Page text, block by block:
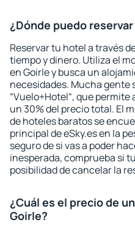
¿Dónde puedo
Reservar tu hotel a través
tiempo y dinero. Utiliza el
en Goirle y busca un
necesidades. Mucha gente
“Vuelo+Hotel“, que
un 30% del precio total. El
de hoteles baratos se
principal de eSky.es en la
seguro de si vas a poder
inesperada, comprueba si
posibilidad de cancelar la
¿Cuál es el precio de
Goirle?